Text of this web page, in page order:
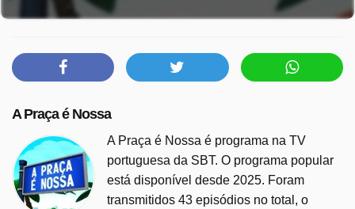
A Praça é Nossa
A Praça é Nossa é programa na TV
portuguesa da SBT. O programa popular
está disponível desde 2025. Foram
transmitidos 43 episódios no total, o